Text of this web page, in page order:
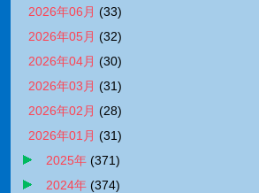
2026年06月 (33)
2026年05月 (32)
2026年04月 (30)
2026年03月 (31)
2026年02月 (28)
2026年01月 (31)
2025年 (371)
2024年 (374)